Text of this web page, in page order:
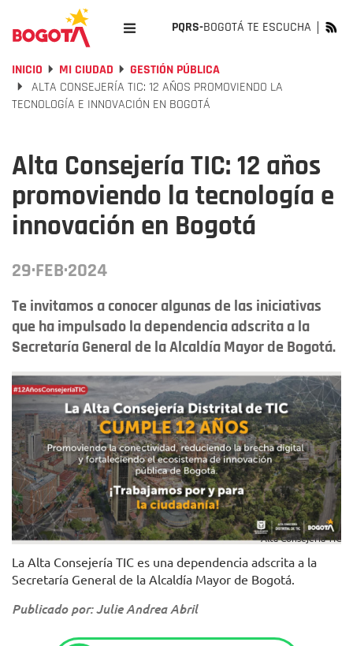
PQRS-BOGOTÁ TE ESCUCHA
INICIO MI CIUDAD
GESTIÓN PÚBLICA
ALTA CONSEJERÍA TIC: 12 AÑOS PROMOVIENDO LA
TECNOLOGÍA E INNOVACIÓN EN BOGOTÁ
Alta Consejería TIC: 12 años
promoviendo la tecnología e
innovación en Bogotá
29·FEB·2024
Te invitamos a conocer algunas de las iniciativas
que ha impulsado la dependencia adscrita a la
Secretaría General de la Alcaldía Mayor de Bogotá.
Alta Consejería TIC
La Alta Consejería TIC es una dependencia adscrita a la
Secretaría General de la Alcaldía Mayor de Bogotá.
Publicado por: Julie Andrea Abril